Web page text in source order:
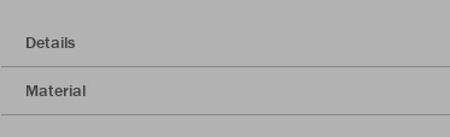
Details
Material